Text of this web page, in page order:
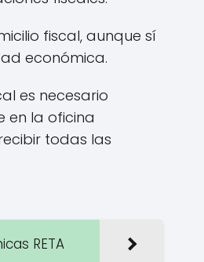
fiscal, aunque sí
económica.
es necesario
en la oficina
todas las
RETA